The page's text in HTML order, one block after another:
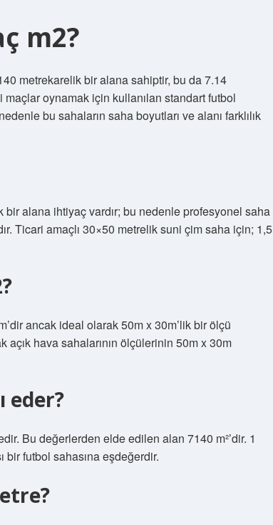
m2?
metrekarelik bir alana sahiptir, bu da 7.14
oynamak için kullanılan standart futbol
bu sahaların saha boyutları ve alanı farklılık
alana ihtiyaç vardır; bu nedenle profesyonel saha
Ticari amaçlı 30×50 metrelik suni çim saha için; 1,5
ancak ideal olarak 50m x 30m’lik bir ölçü
hava sahalarının ölçülerinin 50m x 30m
eder?
Bu değerlerden elde edilen alan 7140 m²’dir. 1
futbol sahasına eşdeğerdir.